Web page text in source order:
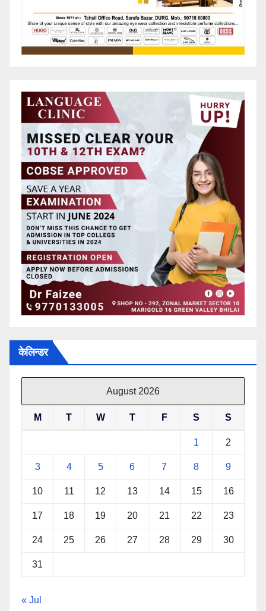
केलिन्डर
August 2026
M T W T F S S
1 2
3 4 5 6 7 8 9
10 11 12 13 14 15 16
17 18 19 20 21 22 23
24 25 26 27 28 29 30
31
« Jul